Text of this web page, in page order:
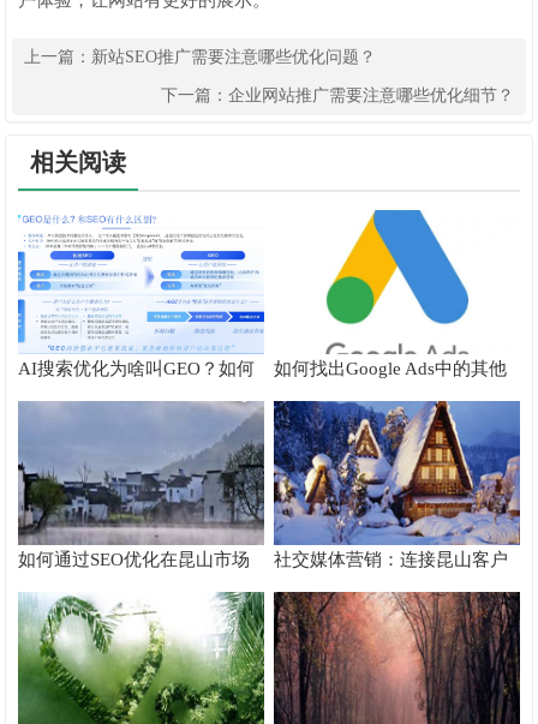
上一篇： 新站SEO推广需要注意哪些优化问题？
下一篇： 企业网站推广需要注意哪些优化细节？
相关阅读
AI搜索优化为啥叫GEO？如何
在AI搜索中获得排名？
如何找出Google Ads中的其他
搜索字词
如何通过SEO优化在昆山市场
脱颖而出
社交媒体营销：连接昆山客户
的桥梁